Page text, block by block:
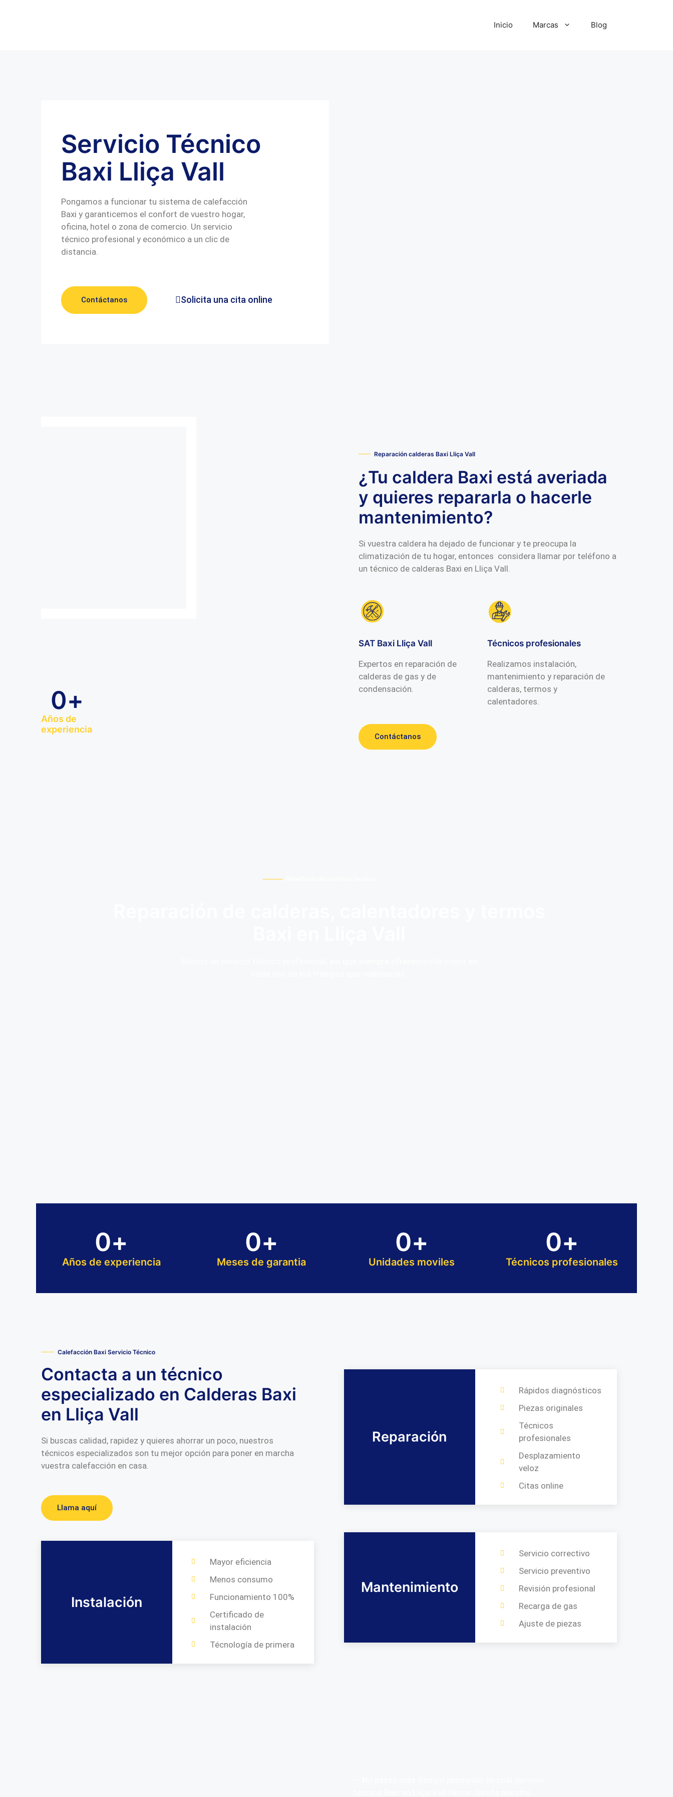
Inicio Marcas Blog
Servicio Técnico
Baxi Lliça Vall
Pongamos a funcionar tu sistema de calefacción
Baxi y garanticemos el confort de vuestro hogar,
oficina, hotel o zona de comercio. Un servicio
técnico profesional y económico a un clic de
distancia.
Contáctanos Solicita una cita online
Años de
experiencia
0+
Reparación calderas Baxi Lliça Vall
¿Tu caldera Baxi está averiada
y quieres repararla o hacerle
mantenimiento?
Si vuestra caldera ha dejado de funcionar y te preocupa la
climatización de tu hogar, entonces considera llamar por teléfono a
un técnico de calderas Baxi en Lliça Vall.
SAT Baxi Lliça Vall
Expertos en reparación de
calderas de gas y de
condensación.
Técnicos profesionales
Realizamos instalación,
mantenimiento y reparación de
calderas, termos y
calentadores.
Contáctanos
Años de experiencia
0+
Meses de garantia
0+
Unidades moviles
0+
Técnicos profesionales
0+
Calefacción Baxi Servicio Técnico
Contacta a un técnico
especializado en Calderas Baxi
en Lliça Vall
Si buscas calidad, rapidez y quieres ahorrar un poco, nuestros
técnicos especializados son tu mejor opción para poner en marcha
vuestra calefacción en casa.
Llama aquí
Instalación
Mayor eficiencia
Menos consumo
Funcionamiento 100%
Certificado de
instalación
Técnología de primera
Reparación
Rápidos diagnósticos
Piezas originales
Técnicos
profesionales
Desplazamiento
veloz
Citas online
Mantenimiento
Servicio correctivo
Servicio preventivo
Revisión profesional
Recarga de gas
Ajuste de piezas